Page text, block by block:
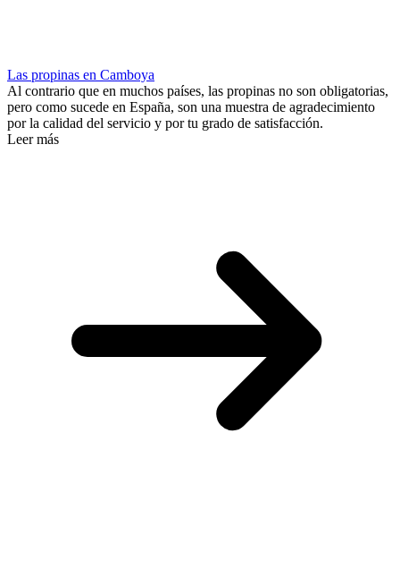
Las propinas en Camboya
Al contrario que en muchos países, las propinas no son obligatorias,
pero como sucede en España, son una muestra de agradecimiento
por la calidad del servicio y por tu grado de satisfacción.
Leer más